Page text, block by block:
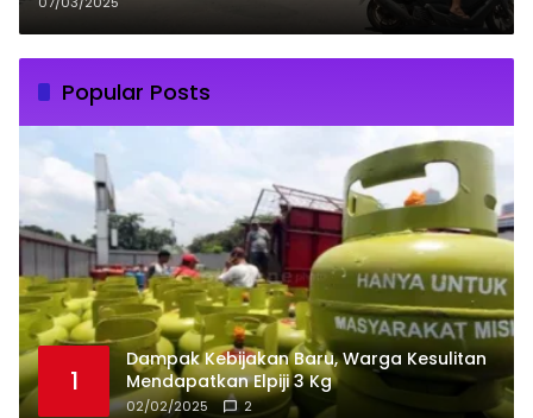
Popular Posts
1
Dampak Kebijakan Baru, Warga Kesulitan
Mendapatkan Elpiji 3 Kg
02/02/2025 2